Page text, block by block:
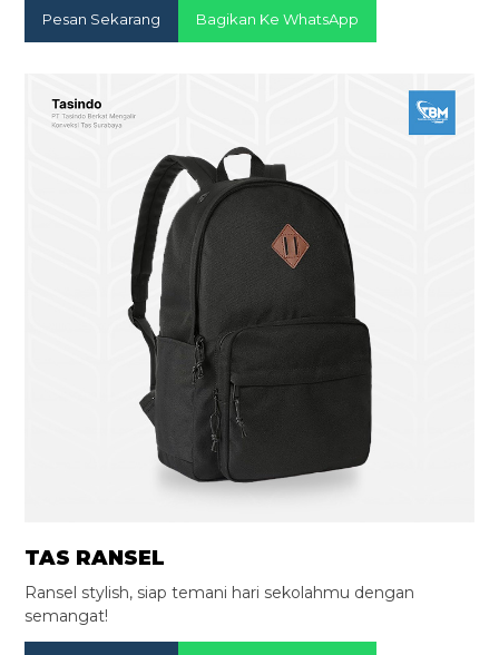
Pesan Sekarang Bagikan Ke WhatsApp
TAS RANSEL
Ransel stylish, siap temani hari sekolahmu dengan
semangat!